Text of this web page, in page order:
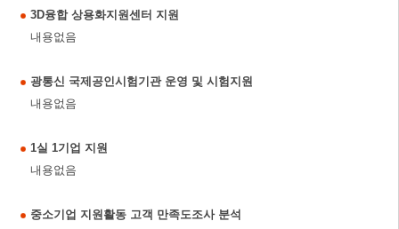
3D융합 상용화지원센터 지원
내용없음
광통신 국제공인시험기관 운영 및 시험지원
내용없음
1실 1기업 지원
내용없음
중소기업 지원활동 고객 만족도조사 분석